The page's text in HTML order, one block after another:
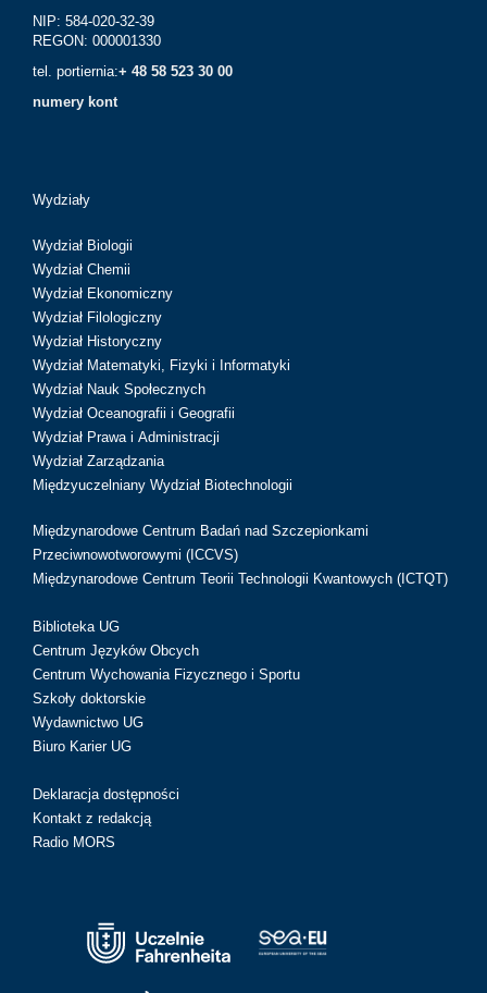
NIP: 584-020-32-39
REGON: 000001330
tel. portiernia:+ 48 58 523 30 00
numery kont
Wydziały
Wydział Biologii
Wydział Chemii
Wydział Ekonomiczny
Wydział Filologiczny
Wydział Historyczny
Wydział Matematyki, Fizyki i Informatyki
Wydział Nauk Społecznych
Wydział Oceanografii i Geografii
Wydział Prawa i Administracji
Wydział Zarządzania
Międzyuczelniany Wydział Biotechnologii
Międzynarodowe Centrum Badań nad Szczepionkami
Przeciwnowotworowymi (ICCVS)
Międzynarodowe Centrum Teorii Technologii Kwantowych (ICTQT)
Biblioteka UG
Centrum Języków Obcych
Centrum Wychowania Fizycznego i Sportu
Szkoły doktorskie
Wydawnictwo UG
Biuro Karier UG
Deklaracja dostępności
Kontakt z redakcją
Radio MORS